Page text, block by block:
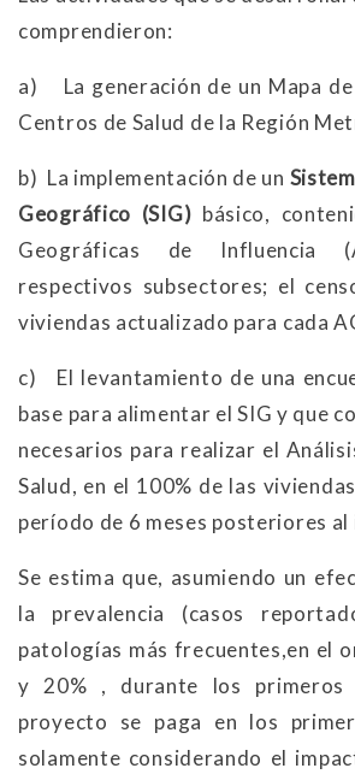
comprendieron:
a) La generación de un Mapa de
Centros de Salud de la Región
b) La implementación de un
Geográfico (SIG) básico,
Geográficas de Influencia
respectivos subsectores; el
viviendas actualizado para cada
c) El levantamiento de una
base para alimentar el SIG y que
necesarios para realizar el
Salud, en el 100% de las
período de 6 meses posteriores
Se estima que, asumiendo un
la prevalencia (casos
patologías más frecuentes,en el
y 20% , durante los primeros
proyecto se paga en los
solamente considerando el